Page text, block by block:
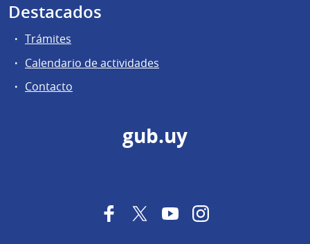
Destacados
Trámites
Calendario de actividades
Contacto
gub.uy
FacebookTwitterYouTubeInstagram